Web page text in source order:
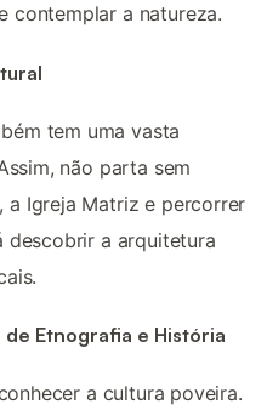
contemplar a natureza.
tem uma vasta
não parta sem
a Igreja Matriz e percorrer
descobrir a arquitetura
Etnografia e História
a cultura poveira.